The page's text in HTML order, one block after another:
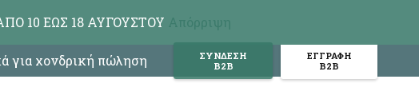
για χονδρική πώληση
ΣΥΝΔΕΣΗ
Β2Β
ΕΓΓΡΑΦΗ
Β2Β
10 ΕΩΣ 18 ΑΥΓΟΥΣΤΟΥ Απόρριψη